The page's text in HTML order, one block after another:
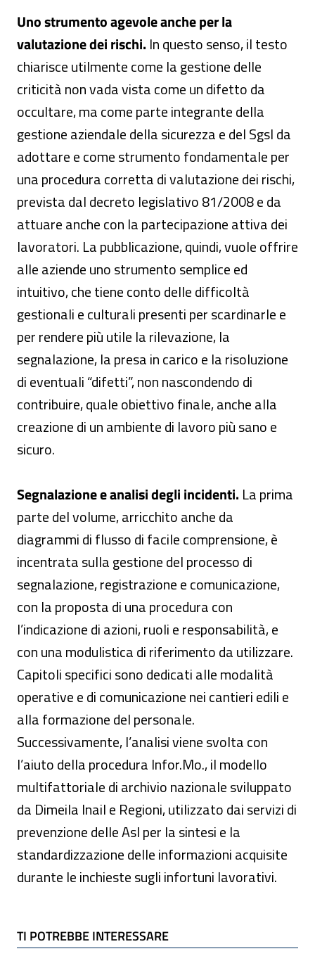
Uno strumento agevole anche per la
valutazione dei rischi. In questo senso, il testo
chiarisce utilmente come la gestione delle
criticità non vada vista come un difetto da
occultare, ma come parte integrante della
gestione aziendale della sicurezza e del Sgsl da
adottare e come strumento fondamentale per
una procedura corretta di valutazione dei rischi,
prevista dal decreto legislativo 81/2008 e da
attuare anche con la partecipazione attiva dei
lavoratori. La pubblicazione, quindi, vuole offrire
alle aziende uno strumento semplice ed
intuitivo, che tiene conto delle difficoltà
gestionali e culturali presenti per scardinarle e
per rendere più utile la rilevazione, la
segnalazione, la presa in carico e la risoluzione
di eventuali “difetti”, non nascondendo di
contribuire, quale obiettivo finale, anche alla
creazione di un ambiente di lavoro più sano e
sicuro.
Segnalazione e analisi degli incidenti. La prima
parte del volume, arricchito anche da
diagrammi di flusso di facile comprensione, è
incentrata sulla gestione del processo di
segnalazione, registrazione e comunicazione,
con la proposta di una procedura con
l’indicazione di azioni, ruoli e responsabilità, e
con una modulistica di riferimento da utilizzare.
Capitoli specifici sono dedicati alle modalità
operative e di comunicazione nei cantieri edili e
alla formazione del personale.
Successivamente, l’analisi viene svolta con
l’aiuto della procedura Infor.Mo., il modello
multifattoriale di archivio nazionale sviluppato
da Dimeila Inail e Regioni, utilizzato dai servizi di
prevenzione delle Asl per la sintesi e la
standardizzazione delle informazioni acquisite
durante le inchieste sugli infortuni lavorativi.
TI POTREBBE INTERESSARE
TI POTREBBE INTERESSARE